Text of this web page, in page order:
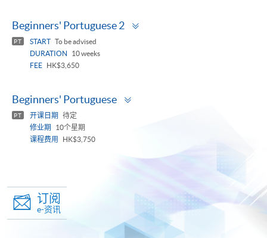
Beginners' Portuguese 2
PT START To be advised
DURATION
10 weeks
FEE
HK$3,650
Beginners' Portuguese
PT 开课日期
待定
修业期
10个星期
课程费用
HK$3,750
订阅
e-资讯